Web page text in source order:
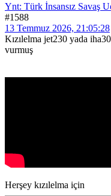
Ynt: Türk İnsansız Savaş
#1588
13 Temmuz 2026, 21:05:28
Kızılelma jet230 yada
vurmuş
Herşey kızılelma için